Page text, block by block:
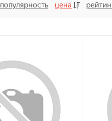
популярность цена